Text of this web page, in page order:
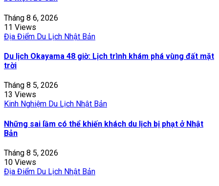
Tháng 8 6, 2026
11 Views
Địa Điểm Du Lịch Nhật Bản
Du lịch Okayama 48 giờ: Lịch trình khám phá vùng đất mặt
trời
Tháng 8 5, 2026
13 Views
Kinh Nghiệm Du Lịch Nhật Bản
Những sai lầm có thể khiến khách du lịch bị phạt ở Nhật
Bản
Tháng 8 5, 2026
10 Views
Địa Điểm Du Lịch Nhật Bản